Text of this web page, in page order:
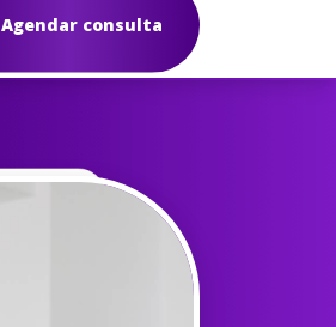
Agendar consulta